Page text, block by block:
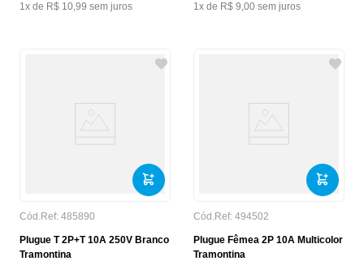
1x de R$ 10,99 sem juros 1x de R$ 9,00 sem juros
Cód.Ref: 485890
Plugue T 2P+T 10A 250V Branco
Tramontina
Cód.Ref: 494502
Plugue Fêmea 2P 10A Multicolor
Tramontina